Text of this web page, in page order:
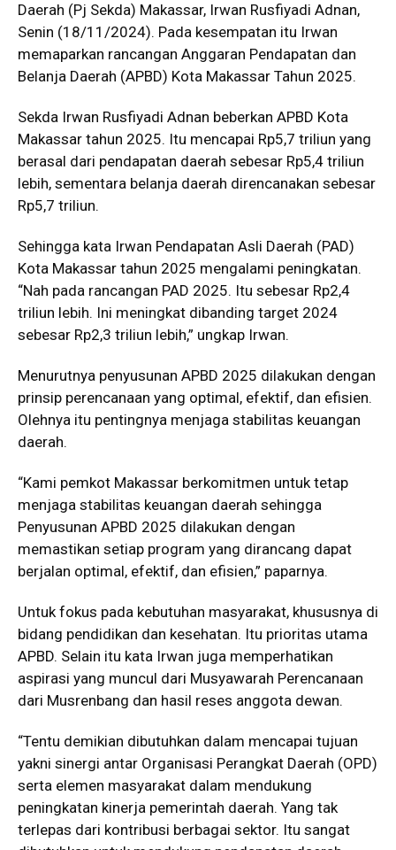
Daerah (Pj Sekda) Makassar, Irwan Rusfiyadi Adnan,
Senin (18/11/2024). Pada kesempatan itu Irwan
memaparkan rancangan Anggaran Pendapatan dan
Belanja Daerah (APBD) Kota Makassar Tahun 2025.
Sekda Irwan Rusfiyadi Adnan beberkan APBD Kota
Makassar tahun 2025. Itu mencapai Rp5,7 triliun yang
berasal dari pendapatan daerah sebesar Rp5,4 triliun
lebih, sementara belanja daerah direncanakan sebesar
Rp5,7 triliun.
Sehingga kata Irwan Pendapatan Asli Daerah (PAD)
Kota Makassar tahun 2025 mengalami peningkatan.
“Nah pada rancangan PAD 2025. Itu sebesar Rp2,4
triliun lebih. Ini meningkat dibanding target 2024
sebesar Rp2,3 triliun lebih,” ungkap Irwan.
Menurutnya penyusunan APBD 2025 dilakukan dengan
prinsip perencanaan yang optimal, efektif, dan efisien.
Olehnya itu pentingnya menjaga stabilitas keuangan
daerah.
“Kami pemkot Makassar berkomitmen untuk tetap
menjaga stabilitas keuangan daerah sehingga
Penyusunan APBD 2025 dilakukan dengan
memastikan setiap program yang dirancang dapat
berjalan optimal, efektif, dan efisien,” paparnya.
Untuk fokus pada kebutuhan masyarakat, khususnya di
bidang pendidikan dan kesehatan. Itu prioritas utama
APBD. Selain itu kata Irwan juga memperhatikan
aspirasi yang muncul dari Musyawarah Perencanaan
dari Musrenbang dan hasil reses anggota dewan.
“Tentu demikian dibutuhkan dalam mencapai tujuan
yakni sinergi antar Organisasi Perangkat Daerah (OPD)
serta elemen masyarakat dalam mendukung
peningkatan kinerja pemerintah daerah. Yang tak
terlepas dari kontribusi berbagai sektor. Itu sangat